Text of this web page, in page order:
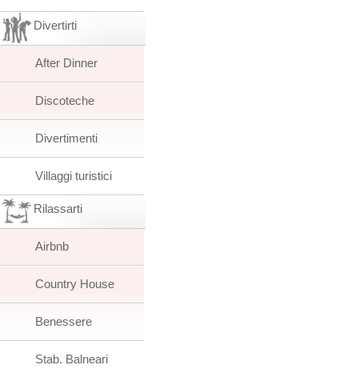
Divertirti
After Dinner
Discoteche
Divertimenti
Villaggi turistici
Rilassarti
Airbnb
Country House
Benessere
Stab. Balneari